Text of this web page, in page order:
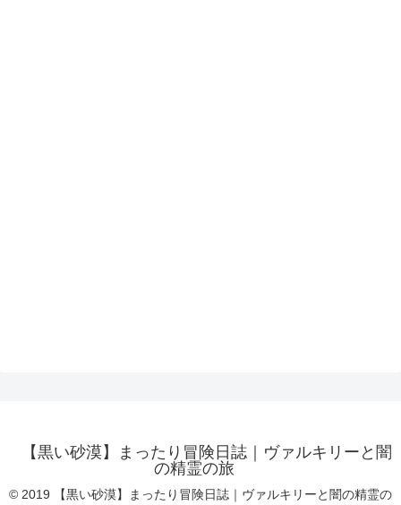
【黒い砂漠】まったり冒険日誌｜ヴァルキリーと闇
の精霊の旅
© 2019 【黒い砂漠】まったり冒険日誌｜ヴァルキリーと闇の精霊の